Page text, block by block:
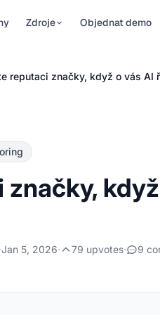
Nástroj pro sledování pozic v
Ovládněte, jak AI
Zdroje
o AI
jak zlepšit
otázky
Objednat demo
reputaci značky, když o vás AI
·Jan 5, 2026· 79 upvotes· 9